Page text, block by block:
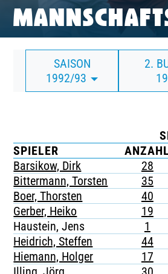
CAMPUS
CLUB
CLUBMITGLIEDSCHAFT
BUSINESS
TICKETING
SAISON
1992/93
2.
SPIELER
ANZAHL
Barsikow, Dirk
28
Bittermann, Torsten
35
Boer, Thorsten
40
Gerber, Heiko
19
Haustein, Jens
1
Heidrich, Steffen
44
Hiemann, Holger
17